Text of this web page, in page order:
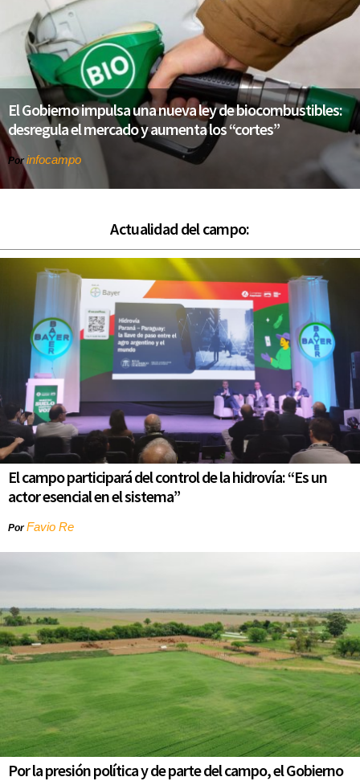
El Gobierno impulsa una nueva ley de biocombustibles:
desregula el mercado y aumenta los “cortes”
Porinfocampo
Actualidad del campo:
El campo participará del control de la hidrovía: “Es un
actor esencial en el sistema”
PorFavio Re
Por la presión política y de parte del campo, el Gobierno